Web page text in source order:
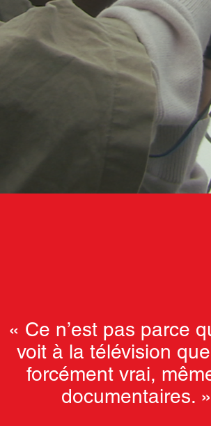
« Ce n’est pas parce
voit à la télévision que
forcément vrai,
documentaires. »